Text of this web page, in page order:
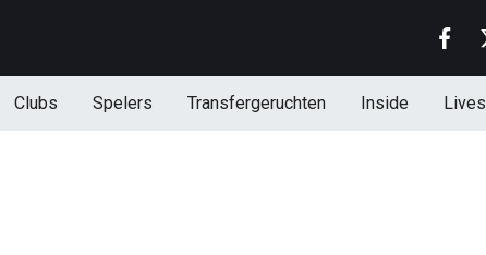
Clubs Spelers Transfergeruchten Inside